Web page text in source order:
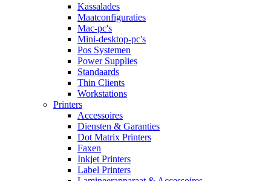
Kassalades
Maatconfiguraties
Mac-pc's
Mini-desktop-pc's
Pos Systemen
Power Supplies
Standaards
Thin Clients
Workstations
Printers
Accessoires
Diensten & Garanties
Dot Matrix Printers
Faxen
Inkjet Printers
Label Printers